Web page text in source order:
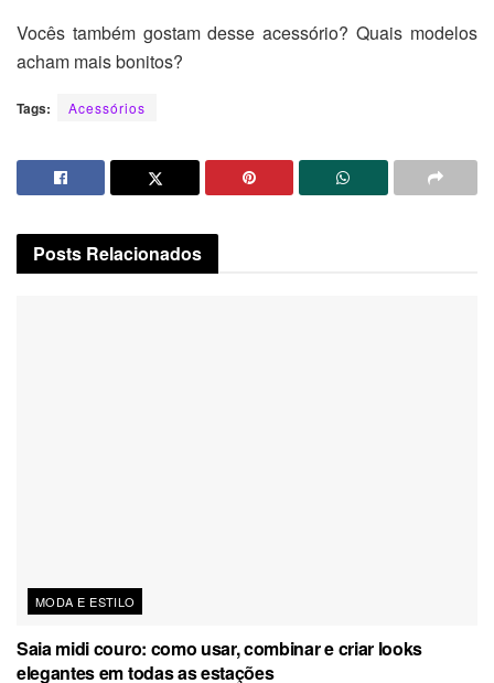
Vocês também gostam desse acessório? Quais modelos
acham mais bonitos?
Tags: Acessórios
Posts Relacionados
MODA E ESTILO
Saia midi couro: como usar, combinar e criar looks
elegantes em todas as estações